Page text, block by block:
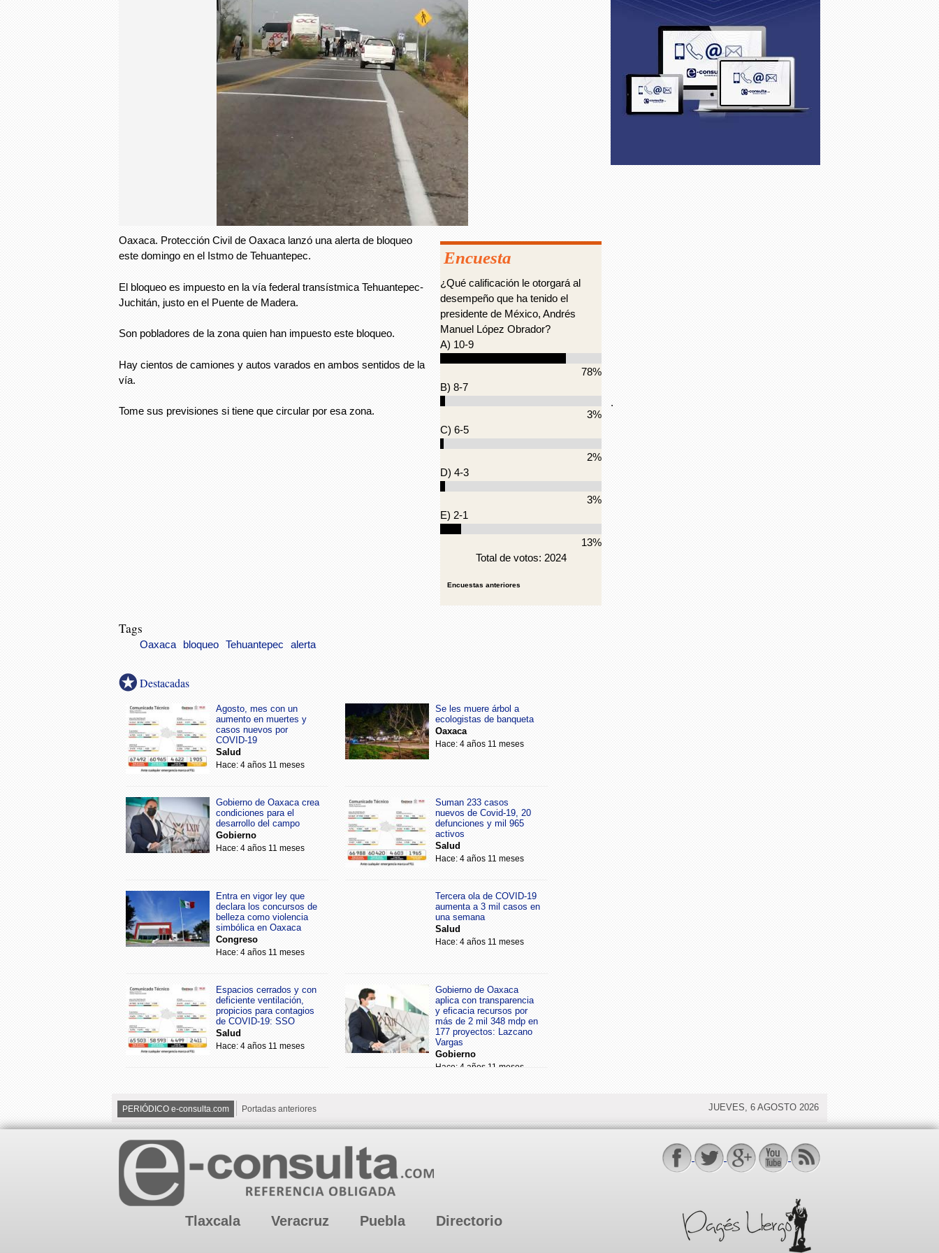
Oaxaca. Protección Civil de Oaxaca lanzó una alerta de bloqueo
este domingo en el Istmo de Tehuantepec.
El bloqueo es impuesto en la vía federal transístmica Tehuantepec-
Juchitán, justo en el Puente de Madera.
Son pobladores de la zona quien han impuesto este bloqueo.
Hay cientos de camiones y autos varados en ambos sentidos de la
vía.
Tome sus previsiones si tiene que circular por esa zona.
Encuesta
¿Qué calificación le otorgará al
desempeño que ha tenido el
presidente de México, Andrés
Manuel López Obrador?
A) 10-9
78%
B) 8-7
3%
C) 6-5
2%
D) 4-3
3%
E) 2-1
13%
Total de votos: 2024
Encuestas anteriores
Tags
Oaxaca bloqueo Tehuantepec alerta
Destacadas
Agosto, mes con un
aumento en muertes y
casos nuevos por
COVID-19
Salud
Hace: 4 años 11 meses
Se les muere árbol a
ecologistas de banqueta
Oaxaca
Hace: 4 años 11 meses
Gobierno de Oaxaca crea
condiciones para el
desarrollo del campo
Gobierno
Hace: 4 años 11 meses
Suman 233 casos
nuevos de Covid-19, 20
defunciones y mil 965
activos
Salud
Hace: 4 años 11 meses
Entra en vigor ley que
declara los concursos de
belleza como violencia
simbólica en Oaxaca
Congreso
Hace: 4 años 11 meses
Tercera ola de COVID-19
aumenta a 3 mil casos en
una semana
Salud
Hace: 4 años 11 meses
Espacios cerrados y con
deficiente ventilación,
propicios para contagios
de COVID-19: SSO
Salud
Hace: 4 años 11 meses
Gobierno de Oaxaca
aplica con transparencia
y eficacia recursos por
más de 2 mil 348 mdp en
177 proyectos: Lazcano
Vargas
Gobierno
Hace: 4 años 11 meses
.
PERIÓDICO e-consulta.com Portadas anteriores JUEVES, 6 AGOSTO 2026
Tlaxcala Veracruz Puebla Directorio